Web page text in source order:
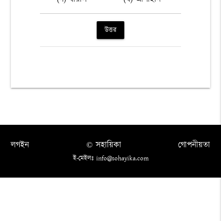
উত্তর
লগইন গোপনীয়তা
© সহায়িকা
ই-মেইলঃ info@sohayika.com